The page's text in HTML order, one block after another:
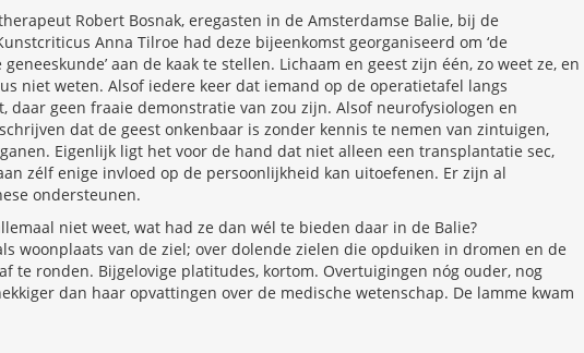
Robert Bosnak, eregasten in de Amsterdamse Balie, bij de
Anna Tilroe had deze bijeenkomst georganiseerd om ‘de
aan de kaak te stellen. Lichaam en geest zijn één, zo weet ze, en
niet weten. Alsof iedere keer dat iemand op de operatietafel langs
daar geen fraaie demonstratie van zou zijn. Alsof neurofysiologen en
dat de geest onkenbaar is zonder kennis te nemen van zintuigen,
Eigenlijk ligt het voor de hand dat niet alleen een transplantatie sec,
zélf enige invloed op de persoonlijkheid kan uitoefenen. Er zijn al
ondersteunen.
niet weet, wat had ze dan wél te bieden daar in de Balie?
woonplaats van de ziel; over dolende zielen die opduiken in dromen en de
te ronden. Bijgelovige platitudes, kortom. Overtuigingen nóg ouder, nog
dan haar opvattingen over de medische wetenschap. De lamme kwam